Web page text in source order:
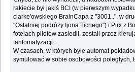
rakiecie był jakiś BCI (w pierwszym
clarke'owskiego BrainCapa z "3001..", w
"Ostatniej podróży Ijona Tichego") i Pirx z
fotelach pilotów zasiedli, zostali przez
fantomatyzacji.
W czasach, w których byle automat
symulować w sobie osobowości poległych,